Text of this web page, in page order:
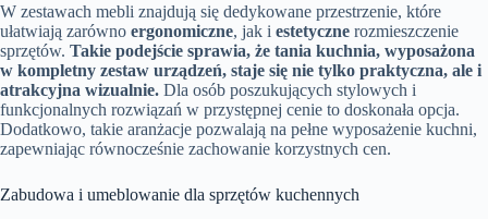
W zestawach mebli znajdują się dedykowane przestrzenie, które
ułatwiają zarówno ergonomiczne, jak i estetyczne rozmieszczenie
sprzętów. Takie podejście sprawia, że tania kuchnia, wyposażona
w kompletny zestaw urządzeń, staje się nie tylko praktyczna, ale i
atrakcyjna wizualnie. Dla osób poszukujących stylowych i
funkcjonalnych rozwiązań w przystępnej cenie to doskonała opcja.
Dodatkowo, takie aranżacje pozwalają na pełne wyposażenie kuchni,
zapewniając równocześnie zachowanie korzystnych cen.
Zabudowa i umeblowanie dla sprzętów kuchennych